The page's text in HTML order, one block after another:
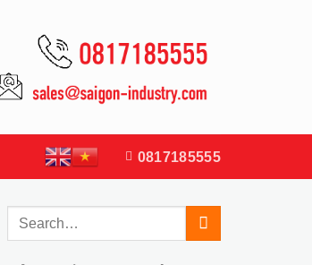
0817185555